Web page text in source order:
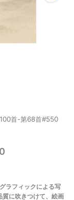
首-第68首#550
ラフィックによる写
質に吹きつけて、絵画